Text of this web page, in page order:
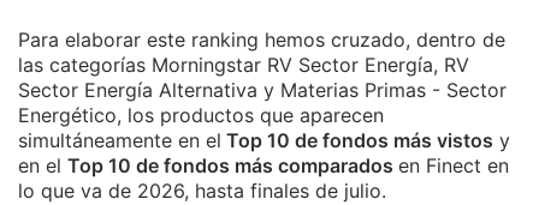
Para elaborar este ranking hemos cruzado, dentro de
las categorías Morningstar RV Sector Energía, RV
Sector Energía Alternativa y Materias Primas - Sector
Energético, los productos que aparecen
simultáneamente en el Top 10 de fondos más vistos y
en el Top 10 de fondos más comparados en Finect en
lo que va de 2026, hasta finales de julio.